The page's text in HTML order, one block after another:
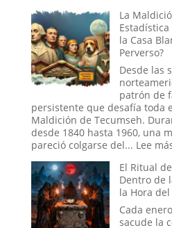
La
la Casa
Perverso?
Desde las
patrón de
persistente que desafía toda
Maldición de Tecumseh.
desde 1840 hasta 1960, una
pareció colgarse del... Lee
El Ritual
Dentro de
la Hora
Cada
sacude la